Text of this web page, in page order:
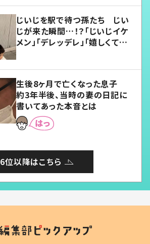
じいじを駅で待つ孫たち じい
じが来た瞬間…！？「じいじイケ
メン」「デレッデレ」「嬉しくて可
生後8ヶ月で亡くなった息子
約3年半後、当時の妻の日記に
書いてあった本音とは
6位以降はこちら